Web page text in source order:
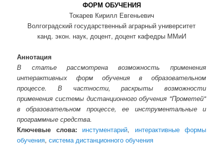
ФОРМ ОБУЧЕНИЯ
Токарев Кирилл Евгеньевич
Волгоградский государственный аграрный университет
канд. экон. наук, доцент, доцент кафедры ММиИ
Аннотация
В статье рассмотрена возможность применения
интерактивных форм обучения в образовательном
процессе. В частности, раскрыты возможности
применения системы дистанционного обучения "Прометей"
в образовательном процессе, ее инструментальные и
программные средства.
Ключевые слова:
инстументарий, интерактивные формы
обучения,система дистанционного обучения